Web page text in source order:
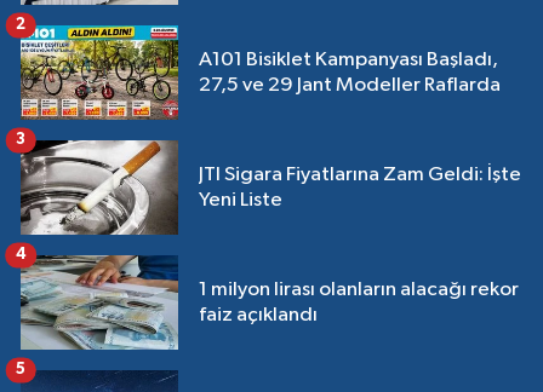
A101 Bisiklet Kampanyası Başladı,
27,5 ve 29 Jant Modeller Raflarda
2
JTI Sigara Fiyatlarına Zam Geldi: İşte
Yeni Liste
3
1 milyon lirası olanların alacağı rekor
faiz açıklandı
4
5